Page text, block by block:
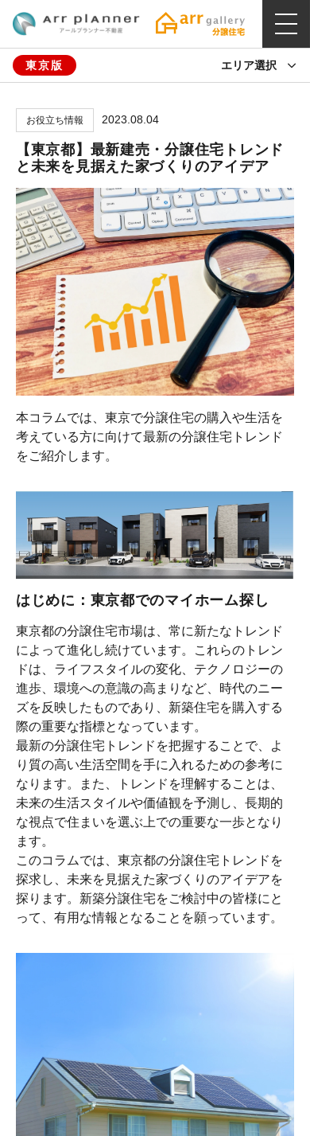
東京版 エリア選択
お役立ち情報 2023.08.04
【東京都】最新建売・分譲住宅トレンド
と未来を見据えた家づくりのアイデア
本コラムでは、東京で分譲住宅の購入や生活を
考えている方に向けて最新の分譲住宅トレンド
をご紹介します。
はじめに：東京都でのマイホーム探し
東京都の分譲住宅市場は、常に新たなトレンド
によって進化し続けています。これらのトレン
ドは、ライフスタイルの変化、テクノロジーの
進歩、環境への意識の高まりなど、時代のニー
ズを反映したものであり、新築住宅を購入する
際の重要な指標となっています。
最新の分譲住宅トレンドを把握することで、よ
り質の高い生活空間を手に入れるための参考に
なります。また、トレンドを理解することは、
未来の生活スタイルや価値観を予測し、長期的
な視点で住まいを選ぶ上での重要な一歩となり
ます。
このコラムでは、東京都の分譲住宅トレンドを
探求し、未来を見据えた家づくりのアイデアを
探ります。新築分譲住宅をご検討中の皆様にと
って、有用な情報となることを願っています。